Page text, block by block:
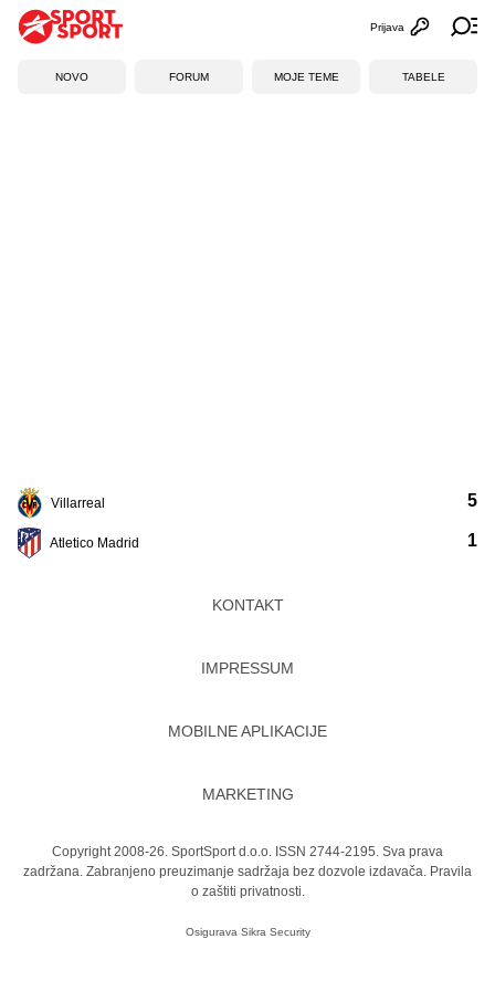
Otvori
Prijava
NOVO FORUM MOJE TEME TABELE
Villarreal
Atletico Madrid
5
1
KONTAKT
IMPRESSUM
MOBILNE APLIKACIJE
MARKETING
Copyright 2008-26. SportSport d.o.o. ISSN 2744-2195. Sva prava
zadržana. Zabranjeno preuzimanje sadržaja bez dozvole izdavača. Pravila
o zaštiti privatnosti.
Osigurava Sikra Security